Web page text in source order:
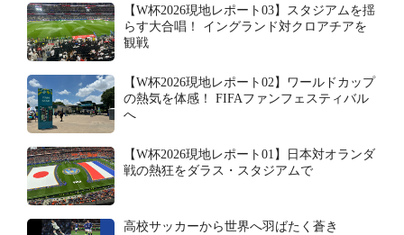
【W杯2026現地レポート03】スタジアムを揺
らす大合唱！ イングランド対クロアチアを
観戦
【W杯2026現地レポート02】ワールドカップ
の熱気を体感！ FIFAファンフェスティバル
へ
【W杯2026現地レポート01】日本対オランダ
戦の熱狂をダラス・スタジアムで
高校サッカーから世界へ羽ばたく蒼き